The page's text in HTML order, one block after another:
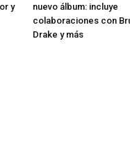
y
nuevo álbum: incluye
colaboraciones con
Drake y más